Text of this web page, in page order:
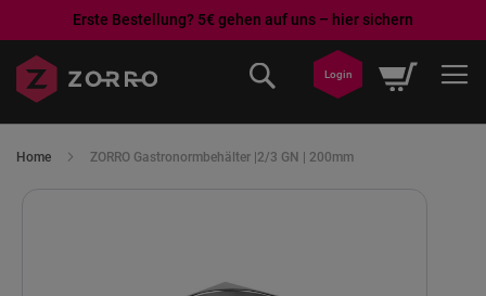
Erste Bestellung? 5€ gehen auf uns – hier sichern
zum
Mein
Login
Home ZORRO Gastronormbehälter |2/3 GN | 200mm